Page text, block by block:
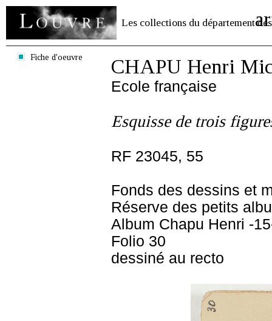
Les collections du département des
Fiche d'oeuvre CHAPU Henri
Ecole française
Esquisse de trois
RF 23045, 55
Fonds des dessins et
Réserve des petits
Album Chapu Henri -
Folio 30
dessiné au recto